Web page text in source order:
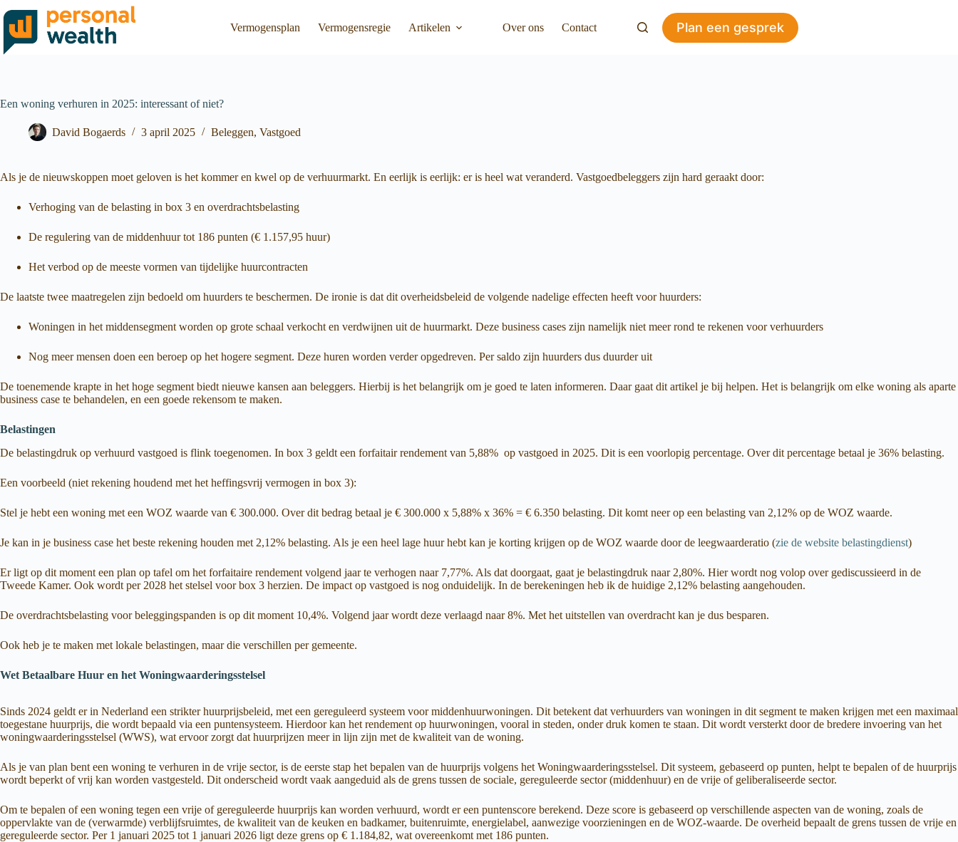
Vermogensplan Vermogensregie Artikelen Over ons Contact Plan een gesprek
Een woning verhuren in 2025: interessant of niet?
David Bogaerds 3 april 2025 Beleggen, Vastgoed
Als je de nieuwskoppen moet geloven is het kommer en kwel op de verhuurmarkt. En eerlijk is eerlijk: er is heel wat veranderd. Vastgoedbeleggers zijn hard geraakt door:
Verhoging van de belasting in box 3 en overdrachtsbelasting
De regulering van de middenhuur tot 186 punten (€ 1.157,95 huur)
Het verbod op de meeste vormen van tijdelijke huurcontracten
De laatste twee maatregelen zijn bedoeld om huurders te beschermen. De ironie is dat dit overheidsbeleid de volgende nadelige effecten heeft voor huurders:
Woningen in het middensegment worden op grote schaal verkocht en verdwijnen uit de huurmarkt. Deze business cases zijn namelijk niet meer rond te rekenen voor verhuurders
Nog meer mensen doen een beroep op het hogere segment. Deze huren worden verder opgedreven. Per saldo zijn huurders dus duurder uit
De toenemende krapte in het hoge segment biedt nieuwe kansen aan beleggers. Hierbij is het belangrijk om je goed te laten informeren. Daar gaat dit artikel je bij helpen. Het is belangrijk om elke woning als aparte
business case te behandelen, en een goede rekensom te maken.
Belastingen
De belastingdruk op verhuurd vastgoed is flink toegenomen. In box 3 geldt een forfaitair rendement van 5,88% op vastgoed in 2025. Dit is een voorlopig percentage. Over dit percentage betaal je 36% belasting.
Een voorbeeld (niet rekening houdend met het heffingsvrij vermogen in box 3):
Stel je hebt een woning met een WOZ waarde van € 300.000. Over dit bedrag betaal je € 300.000 x 5,88% x 36% = € 6.350 belasting. Dit komt neer op een belasting van 2,12% op de WOZ waarde.
Je kan in je business case het beste rekening houden met 2,12% belasting. Als je een heel lage huur hebt kan je korting krijgen op de WOZ waarde door de leegwaarderatio (zie de website belastingdienst)
Er ligt op dit moment een plan op tafel om het forfaitaire rendement volgend jaar te verhogen naar 7,77%. Als dat doorgaat, gaat je belastingdruk naar 2,80%. Hier wordt nog volop over gediscussieerd in de
Tweede Kamer. Ook wordt per 2028 het stelsel voor box 3 herzien. De impact op vastgoed is nog onduidelijk. In de berekeningen heb ik de huidige 2,12% belasting aangehouden.
De overdrachtsbelasting voor beleggingspanden is op dit moment 10,4%. Volgend jaar wordt deze verlaagd naar 8%. Met het uitstellen van overdracht kan je dus besparen.
Ook heb je te maken met lokale belastingen, maar die verschillen per gemeente.
Wet Betaalbare Huur en het Woningwaarderingsstelsel
Sinds 2024 geldt er in Nederland een strikter huurprijsbeleid, met een gereguleerd systeem voor middenhuurwoningen. Dit betekent dat verhuurders van woningen in dit segment te maken krijgen met een maximaal
toegestane huurprijs, die wordt bepaald via een puntensysteem. Hierdoor kan het rendement op huurwoningen, vooral in steden, onder druk komen te staan. Dit wordt versterkt door de bredere invoering van het
woningwaarderingsstelsel (WWS), wat ervoor zorgt dat huurprijzen meer in lijn zijn met de kwaliteit van de woning.
Als je van plan bent een woning te verhuren in de vrije sector, is de eerste stap het bepalen van de huurprijs volgens het Woningwaarderingsstelsel. Dit systeem, gebaseerd op punten, helpt te bepalen of de huurprijs
wordt beperkt of vrij kan worden vastgesteld. Dit onderscheid wordt vaak aangeduid als de grens tussen de sociale, gereguleerde sector (middenhuur) en de vrije of geliberaliseerde sector.
Om te bepalen of een woning tegen een vrije of gereguleerde huurprijs kan worden verhuurd, wordt er een puntenscore berekend. Deze score is gebaseerd op verschillende aspecten van de woning, zoals de
oppervlakte van de (verwarmde) verblijfsruimtes, de kwaliteit van de keuken en badkamer, buitenruimte, energielabel, aanwezige voorzieningen en de WOZ-waarde. De overheid bepaalt de grens tussen de vrije en
gereguleerde sector. Per 1 januari 2025 tot 1 januari 2026 ligt deze grens op € 1.184,82, wat overeenkomt met 186 punten.